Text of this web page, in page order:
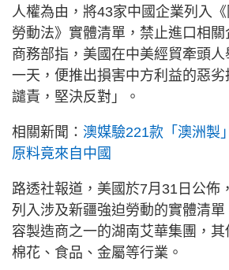
人權為由，將43家中國企業列入
勞動法》實體清單，禁止進口相關
商務部指，美國在中美經貿牽頭
一天，便推出損害中方利益的惡
譴責，堅決反對」。
相關新聞： 澳媒驗221款「澳洲製
原料竟來自中國
路透社報道，美國於7月31日公佈
列入涉及新疆強迫勞動的實體清
容製造商之一的湖南艾華集團，其
棉花、食品、金屬等行業。